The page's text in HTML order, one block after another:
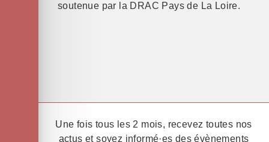
soutenue par la DRAC Pays de La Loire.
Une fois tous les 2 mois, recevez toutes nos
actus et soyez informé·es des évènements